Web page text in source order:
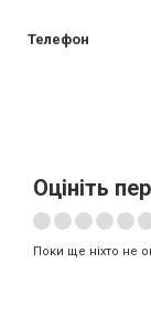
Телефон
Оцініть
Поки ще ніхто не